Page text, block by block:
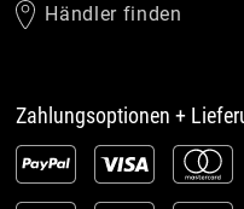
Händler finden
Zahlungsoptionen +